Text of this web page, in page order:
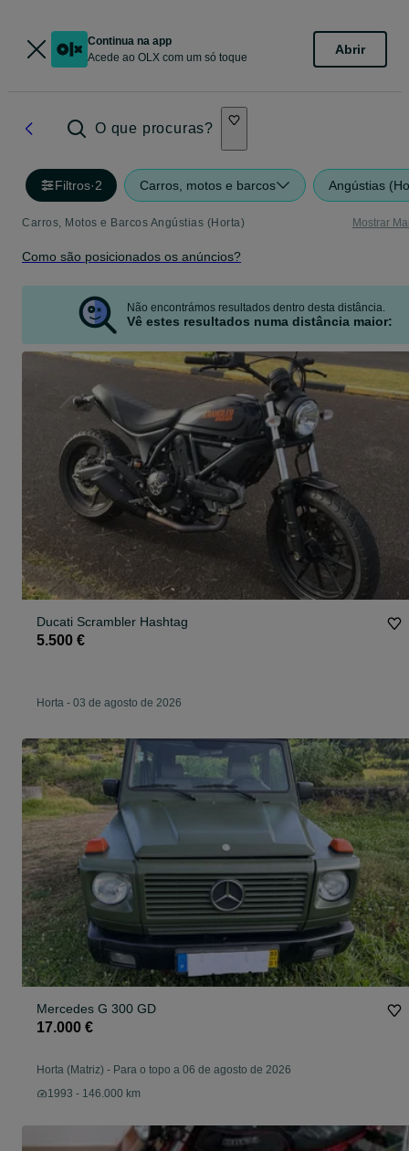
Continua na app
Acede ao OLX com um só toque
Abrir
O que procuras?
Filtros·2 Carros, motos e barcos Angústias
Carros, Motos e Barcos Angústias (Horta) Mostrar
Como são posicionados os anúncios?
Não encontrámos resultados dentro desta distância.
Vê estes resultados numa distância maior:
Ducati Scrambler Hashtag
5.500 €
Horta - 03 de agosto de 2026
Mercedes G 300 GD
17.000 €
Horta (Matriz) - Para o topo a 06 de agosto de 2026
1993 - 146.000 km